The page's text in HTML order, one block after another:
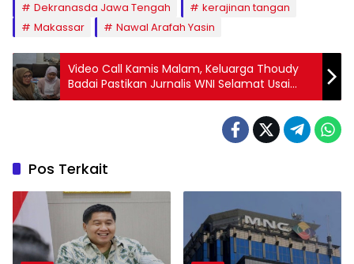
Dekranasda Jawa Tengah
kerajinan tangan
Makassar
Nawal Arafah Yasin
Video Call Kamis Malam, Keluarga Thoudy
Badai Pastikan Jurnalis WNI Selamat Usai
Ditahan Israel
Pos Terkait